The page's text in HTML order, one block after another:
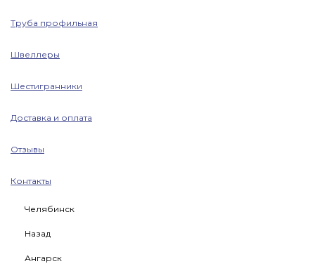
Труба профильная
Швеллеры
Шестигранники
Доставка и оплата
Отзывы
Контакты
Челябинск
Назад
Ангарск